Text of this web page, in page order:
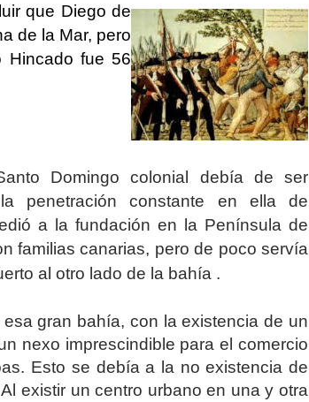
que Diego de
de la Mar, pero
Hincado fue 56
Domingo colonial debía de ser
penetración constante en ella de
a la fundación en la Península de
familias canarias, pero de poco servía
al otro lado de la bahía .
gran bahía, con la existencia de un
nexo imprescindible para el comercio
Esto se debía a la no existencia de
existir un centro urbano en una y otra